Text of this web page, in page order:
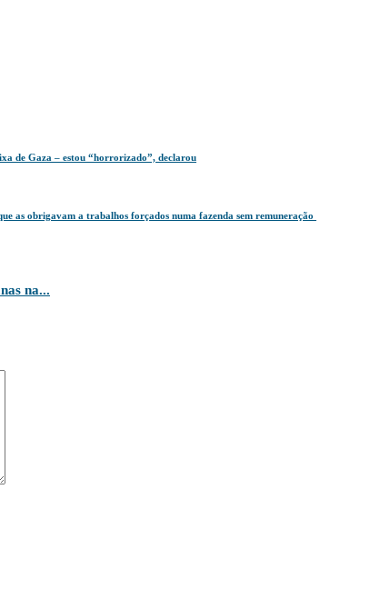
de Gaza – estou “horrorizado”, declarou
as obrigavam a trabalhos forçados numa fazenda sem remuneração
na...